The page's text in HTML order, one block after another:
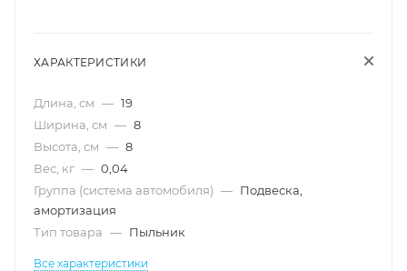
ХАРАКТЕРИСТИКИ
Длина, см — 19
Ширина, см — 8
Высота, см — 8
Вес, кг — 0,04
Группа (система автомобиля) — Подвеска,
амортизация
Тип товара — Пыльник
Все характеристики